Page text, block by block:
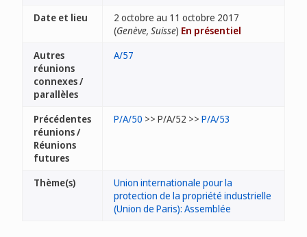
Date et lieu
2 octobre au 11 octobre 2017
(Genève, Suisse) En présentiel
Autres
réunions
connexes /
parallèles
A/57
Précédentes
réunions /
Réunions
futures
P/A/50 >> P/A/52 >> P/A/53
Thème(s)
Union internationale pour la
protection de la propriété industrielle
(Union de Paris): Assemblée